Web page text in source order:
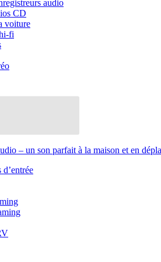
audio
CD
voiture
fi
– un son parfait à la maison et en